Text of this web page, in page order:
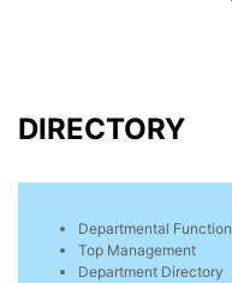
DIRECTORY
Departmental Function
Top Management
Department Directory